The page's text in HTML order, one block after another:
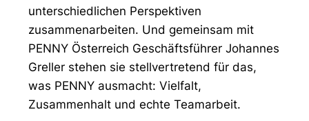
unterschiedlichen Perspektiven
zusammenarbeiten. Und gemeinsam mit
PENNY Österreich Geschäftsführer Johannes
Greller stehen sie stellvertretend für das,
was PENNY ausmacht: Vielfalt,
Zusammenhalt und echte Teamarbeit.